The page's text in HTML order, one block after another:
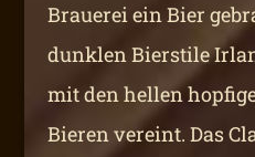
Brauerei ein Bier
dunklen Bierstile
mit den hellen
Bieren vereint. Das